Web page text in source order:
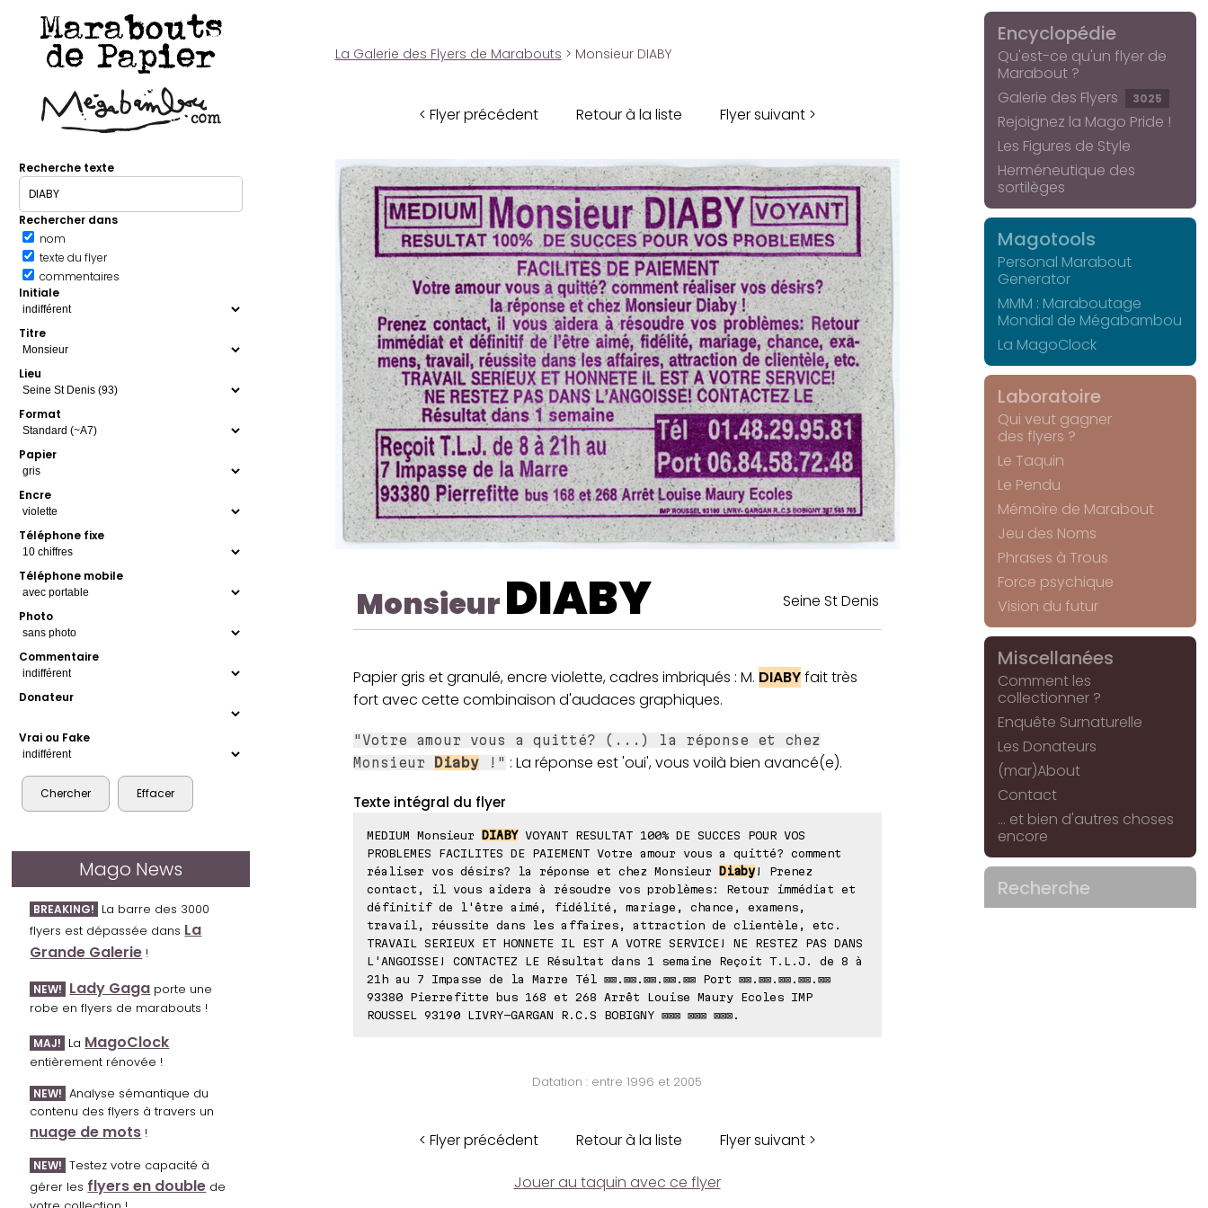
Marabouts
de Papier
Recherche texte
Rechercher dans
nom
texte du flyer
commentaires
Initiale
Titre
Lieu
Format
Papier
Encre
Téléphone fixe
Téléphone mobile
Photo
Commentaire
Donateur
Vrai ou Fake
Mago News
BREAKING! La barre des 3000
flyers est dépassée dans La
Grande Galerie !
NEW! Lady Gaga porte une
robe en flyers de marabouts !
MAJ! La MagoClock
entièrement rénovée !
NEW! Analyse sémantique du
contenu des flyers à travers un
nuage de mots !
NEW! Testez votre capacité à
gérer les flyers en double de
La Galerie des Flyers de Marabouts > Monsieur DIABY
< Flyer précédent Retour à la liste Flyer suivant >
MonsieurDIABY Seine St Denis
Papier gris et granulé, encre violette, cadres imbriqués : M. DIABYfait très
fort avec cette combinaison d'audaces graphiques.
"Votre amour vous a quitté? (...) la réponse et chez
Monsieur
Diaby!" : La réponse est 'oui', vous voilà bien avancé(e).
Texte intégral du flyer
MEDIUM Monsieur DIABYVOYANT RESULTAT 100% DE SUCCES POUR VOS
PROBLEMES FACILITES DE PAIEMENT Votre amour vous a quitté? comment
réaliser vos désirs? la réponse et chez Monsieur Diaby! Prenez
contact, il vous aidera à résoudre vos problèmes: Retour immédiat et
définitif de l'être aimé, fidélité, mariage, chance, examens,
travail, réussite dans les affaires, attraction de clientèle, etc.
TRAVAIL SERIEUX ET HONNETE IL EST A VOTRE SERVICE! NE RESTEZ PAS DANS
L'ANGOISSE! CONTACTEZ LE Résultat dans 1 semaine Reçoit T.L.J. de 8 à
21h au 7 Impasse de la Marre Tél ⊠⊠.⊠⊠.⊠⊠.⊠⊠.⊠⊠ Port ⊠⊠.⊠⊠.⊠⊠.⊠⊠.⊠⊠
93380 Pierrefitte bus 168 et 268 Arrêt Louise Maury Ecoles IMP
ROUSSEL 93190 LIVRY-GARGAN R.C.S BOBIGNY ⊠⊠⊠ ⊠⊠⊠ ⊠⊠⊠.
Datation : entre 1996 et 2005
< Flyer précédent Retour à la liste Flyer suivant >
Jouer au taquin avec ce flyer
Encyclopédie
Qu'est-ce qu'un flyer de
Marabout ?
Galerie des Flyers
3025
Rejoignez la Mago Pride !
Les Figures de Style
Herméneutique des
sortilèges
Magotools
Personal Marabout
Generator
MMM : Maraboutage
Mondial de Mégabambou
La MagoClock
Laboratoire
Qui veut gagner
des flyers ?
Le Taquin
Le Pendu
Mémoire de Marabout
Jeu des Noms
Phrases à Trous
Force psychique
Vision du futur
Miscellanées
Comment les
collectionner ?
Enquête Surnaturelle
Les Donateurs
(mar)About
Contact
... et bien d'autres choses
encore
Recherche